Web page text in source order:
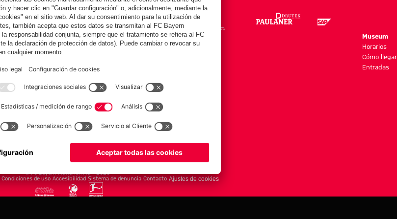
de Alzheimer
Online Store
Equipaciones y más
Rebajas %
Museum
Horarios
Cómo llegar
Entradas
Allianz Arena Prensa Baloncesto
Condiciones de uso Accesibilidad Sistema de denuncia Contacto Ajustes de cookies